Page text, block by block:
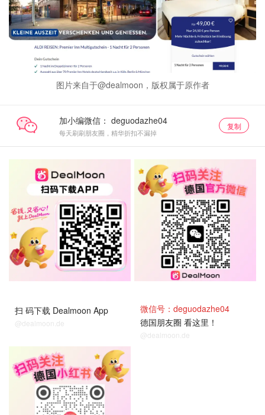
图片来自于@dealmoon，版权属于原作者
加小编微信：
每天刷刷朋友圈，精华折扣不漏掉
复制
扫 码下载 Dealmoon App
@dealmoon.de
微信号：deguodazhe04
德国朋友圈 看这里！
@dealmoon.de